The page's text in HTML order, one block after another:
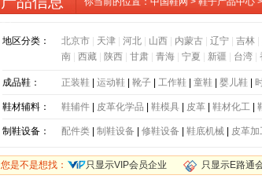
地区分类： 北京市| 天津| 河北| 山西| 内蒙古| 辽宁| 吉林|
南| 西藏| 陕西| 甘肃| 青海| 宁夏 新疆 台湾|
成品鞋： 正装鞋| 运动鞋| 靴子| 工作鞋| 童鞋| 婴儿鞋|
鞋材辅料： 鞋辅件| 皮革化学品 鞋模具 皮革| 鞋材化工|
制鞋设备： 配件类| 制鞋设备 修鞋设备 鞋底机械| 皮革加
您是不是想找： 只显示VIP会员企业 只显示E路通